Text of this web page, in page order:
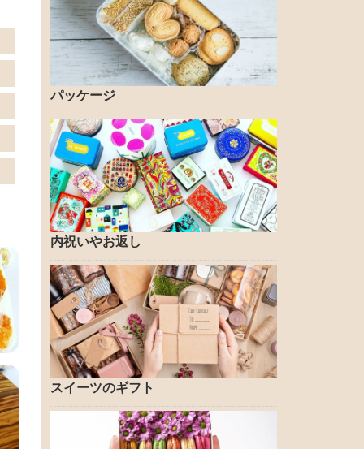
パッケージ
内祝いやお返し
スイーツのギフト